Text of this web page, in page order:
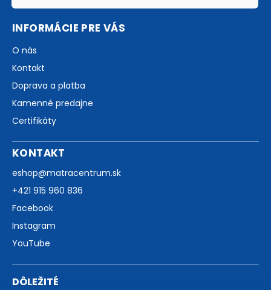
INFORMÁCIE PRE VÁS
O nás
Kontakt
Doprava a platba
Kamenné predajne
Certifikáty
KONTAKT
eshop@matracentrum.sk
+421 915 960 836
Facebook
Instagram
YouTube
DÔLEŽITÉ